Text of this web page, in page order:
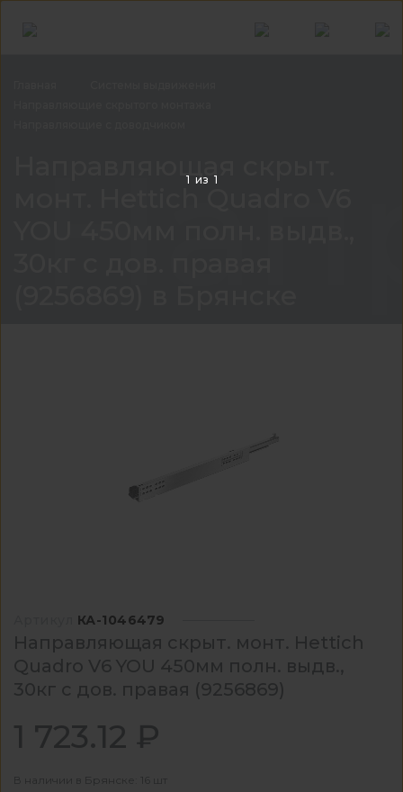
КА-1046479
Направляющая скрыт. монт. Hettich
Quadro V6 YOU 450мм полн. выдв.,
30кг с дов. правая (9256869)
1 723.12 ₽
В наличии в Брянске: 16 шт
1 из 1